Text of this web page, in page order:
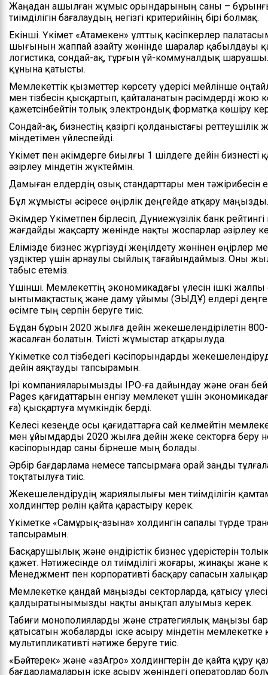
Жаңадан ашылған жұмыс орындарының саны –
тиімділігін бағалаудың негізгі критерийінің бірі болмақ.
Екінші. Үкімет «Атамекен» ұлттық кәсіпкерлер
шығынын жаппай азайту жөнінде шаралар қабылдауы
логистика, сондай-ақ, тұрғын үй-коммуналдық
құнына қатысты.
Мемлекеттік қызметтер көрсету үдерісі мейлінше
мен тізбесін қысқартып, қайталанатын рәсімдерді жою
қажетсінбейтін толық электрондық форматқа көшіру
Сондай-ақ, бизнестің қазіргі қолданыстағы
міндетімен үйлеспейді.
Үкімет пен әкімдерге биылғы 1 шілдеге дейін бизнесті
әзірлеу міндетін жүктеймін.
Дамыған елдердің озық стандарттары мен тәжірибесін
Бұл жұмысты әсіресе өңірлік деңгейде атқару маңызды.
Әкімдер Үкіметпен бірлесіп, Дүниежүзілік банк
жағдайды жақсарту жөнінде нақты жоспарлар әзірлеу
Елімізде бизнес жүргізуді жеңілдету жөнінен өңірлер
үздіктер үшін арнаулы сыйлық тағайындаймыз. Оны
табыс етеміз.
Үшінші. Мемлекеттің экономикадағы үлесін ішкі
ынтымақтастық және даму ұйымы (ЭЫДҰ) елдері
өсімге тың серпін беруге тиіс.
Бұдан бұрын 2020 жылға дейін жекешелендірілетін
жасалған болатын. Тиісті жұмыстар атқарылуда.
Үкіметке сол тізбедегі кәсіпорындарды
дейін аяқтауды тапсырамын.
Ірі компанияларымызды ІРО-ға дайындау және оған
Pages қағидаттарын енгізу мемлекет үшін
ға) қысқартуға мүмкіндік берді.
Келесі кезеңде осы қағидаттарға сай келмейтін
мен ұйымдарды 2020 жылға дейін жеке секторға беру
кәсіпорындар саны бірнеше мың болады.
Әрбір бағдарлама немесе тапсырмаға орай заңды
тоқтатылуға тиіс.
Жекешелендірудің жариялылығы мен тиімділігін
холдингтер рөлін қайта қарастыру керек.
Үкіметке «Самұрық-Қазына» холдингін сапалы түрде
тапсырамын.
Басқарушылық және өндірістік бизнес үдерістерін
қажет. Нәтижесінде ол тиімділігі жоғары, жинақы және
Менеджмент пен корпоративті басқару сапасын
Мемлекетке қандай маңызды секторларда, қатысу
қалдыратынымызды нақты анықтап алуымыз керек.
Табиғи монополияларды және стратегиялық маңызы
қатысатын жобаларды іске асыру міндетін
мультипликативті нәтиже беруге тиіс.
«Бәйтерек» және «ҚазАгро» холдингтерін де қайта құру
бағдарламаларын іске асыру жөніндегі операторлар